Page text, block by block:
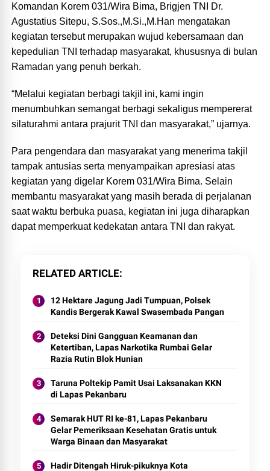
Komandan Korem 031/Wira Bima, Brigjen TNI Dr.
Agustatius Sitepu, S.Sos.,M.Si.,M.Han mengatakan
kegiatan tersebut merupakan wujud kebersamaan dan
kepedulian TNI terhadap masyarakat, khususnya di bulan
Ramadan yang penuh berkah.
“Melalui kegiatan berbagi takjil ini, kami ingin
menumbuhkan semangat berbagi sekaligus mempererat
silaturahmi antara prajurit TNI dan masyarakat,” ujarnya.
Para pengendara dan masyarakat yang menerima takjil
tampak antusias serta menyampaikan apresiasi atas
kegiatan yang digelar Korem 031/Wira Bima. Selain
membantu masyarakat yang masih berada di perjalanan
saat waktu berbuka puasa, kegiatan ini juga diharapkan
dapat memperkuat kedekatan antara TNI dan rakyat.
RELATED ARTICLE
12 Hektare Jagung Jadi Tumpuan, Polsek
Kandis Bergerak Kawal Swasembada Pangan
Deteksi Dini Gangguan Keamanan dan
Ketertiban, Lapas Narkotika Rumbai Gelar
Razia Rutin Blok Hunian
Taruna Poltekip Pamit Usai Laksanakan KKN
di Lapas Pekanbaru
Semarak HUT RI ke-81, Lapas Pekanbaru
Gelar Pemeriksaan Kesehatan Gratis untuk
Warga Binaan dan Masyarakat
Hadir Ditengah Hiruk-pikuknya Kota